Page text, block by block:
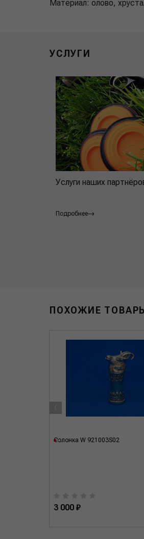
Материал: олово,
УСЛУГИ
Услуги наших
Подробнее
ПОХОЖИЕ
Cолонка W 921003S02
3 000 ₽
‹